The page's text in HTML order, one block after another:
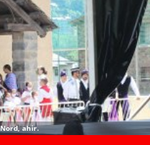
Nord, ahir.